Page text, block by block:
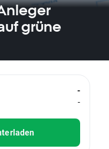
grüne
UCITS (Dist EUR)
-
-